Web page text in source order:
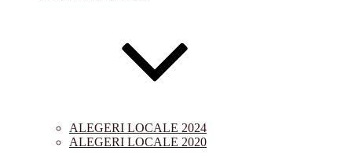
ALEGERI LOCALE 2024
ALEGERI LOCALE 2020